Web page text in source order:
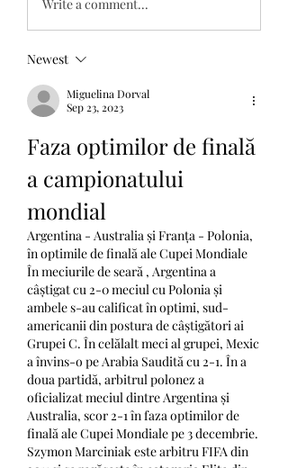
Write a comment...
Newest
Miguelina Dorval
Sep 23, 2023
Faza optimilor de finală
a campionatului
mondial
Argentina - Australia și Franța - Polonia,
în optimile de finală ale Cupei Mondiale
În meciurile de seară , Argentina a
câștigat cu 2-0 meciul cu Polonia și
ambele s-au calificat în optimi, sud-
americanii din postura de câștigători ai
Grupei C. În celălalt meci al grupei, Mexic
a învins-o pe Arabia Saudită cu 2-1. În a
doua partidă, arbitrul polonez a
oficializat meciul dintre Argentina și
Australia, scor 2-1 în faza optimilor de
finală ale Cupei Mondiale pe 3 decembrie.
Szymon Marciniak este arbitru FIFA din